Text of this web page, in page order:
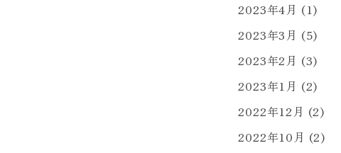
2023年4月 (1)
2023年3月 (5)
2023年2月 (3)
2023年1月 (2)
2022年12月 (2)
2022年10月 (2)